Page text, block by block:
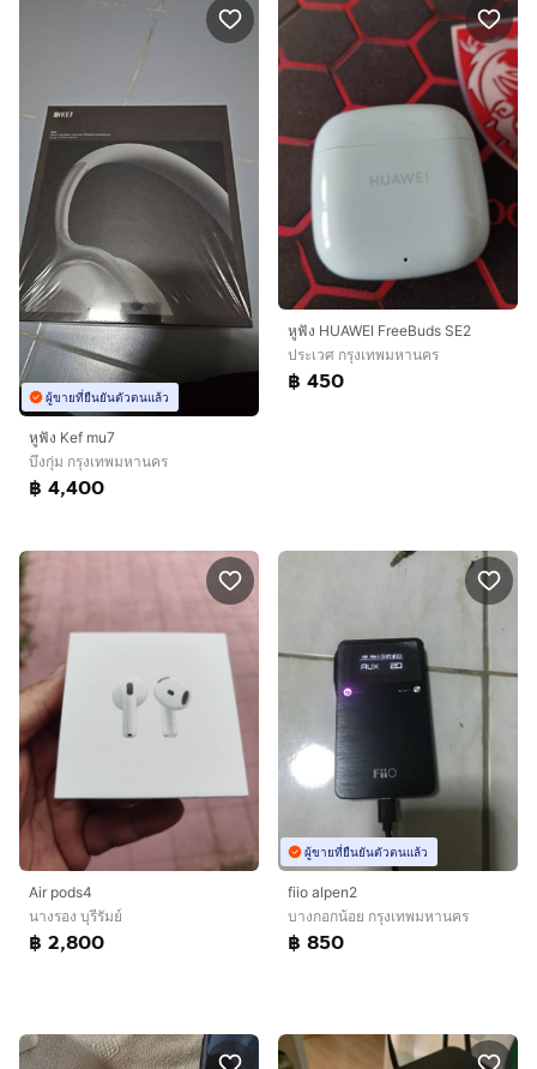
ผู้ขายที่ยืนยันตัวตนแล้ว
หูฟัง Kef mu7
บึงกุ่ม กรุงเทพมหานคร
฿ 4,400
หูฟัง HUAWEI FreeBuds SE2
ประเวศ กรุงเทพมหานคร
฿ 450
Air pods4
นางรอง บุรีรัมย์
฿ 2,800
ผู้ขายที่ยืนยันตัวตนแล้ว
fiio alpen2
บางกอกน้อย กรุงเทพมหานคร
฿ 850